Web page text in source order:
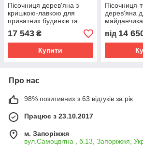
Пісочниця дерев'яна з
кришкою-лавкою для
приватних будинків та
дитячих майданчиків.
17 543 ₴
Купити
дерев'яна
майданчика
від 14
Про нас
98% позитивних з 63 відгуків за рік
Працює з 23.10.2017
м. Запоріжжя
вул.Самоцвітна , б.13, Запоріжжя,